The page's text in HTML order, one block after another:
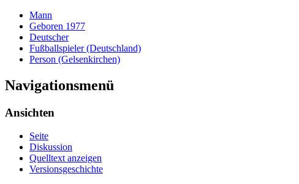
Mann
Geboren 1977
Deutscher
Fußballspieler (Deutschland)
Person (Gelsenkirchen)
Navigationsmenü
Ansichten
Seite
Diskussion
Quelltext anzeigen
Versionsgeschichte